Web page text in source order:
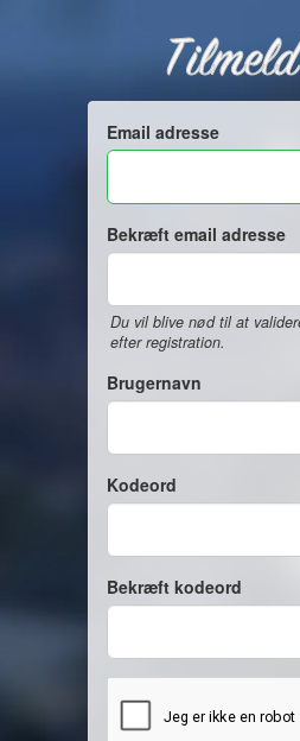
Email adresse
Bekræft email adresse
Du vil blive nød til at
efter registration.
Brugernavn
Kodeord
Bekræft kodeord